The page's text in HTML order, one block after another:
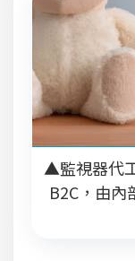
▲監視器代
B2C，由內